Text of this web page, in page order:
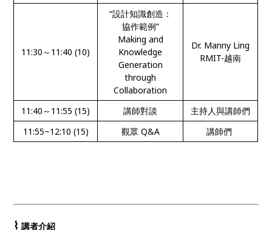
11:30～11:40 (10)
“設計知識創造：
協作範例”
Making and
Knowledge
Generation
through
Collaboration
Dr. Manny Ling
RMIT-越南
11:40～11:55 (15) 講師對談
主持人與講師們
11:55~12:10 (15)
觀眾 Q&A 講師們
⌇ 講者介紹